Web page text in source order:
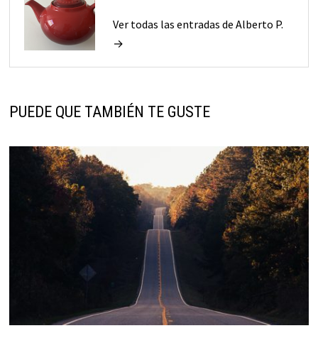
Ver todas las entradas de Alberto P.
→
PUEDE QUE TAMBIÉN TE GUSTE